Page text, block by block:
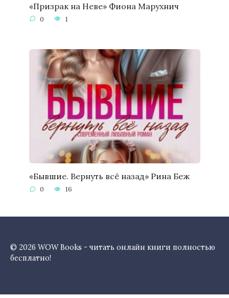
«Призрак на Неве» Фиона Марухнич
0 1
«Бывшие. Вернуть всё назад» Рина Беж
0 16
© 2026 WOW Books - читать онлайн книги полностью
бесплатно!